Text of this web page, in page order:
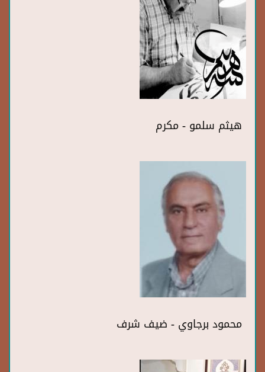
هيثم سلمو - مكرم
محمود برجاوي - ضيف شرف